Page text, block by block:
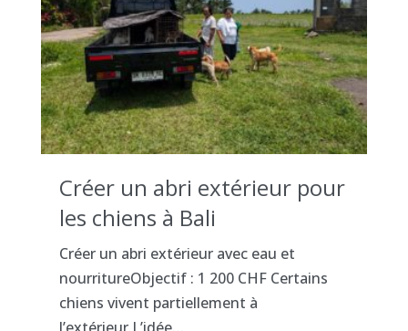
Créer un abri extérieur pour
les chiens à Bali
Créer un abri extérieur avec eau et
nourritureObjectif : 1 200 CHF Certains
chiens vivent partiellement à